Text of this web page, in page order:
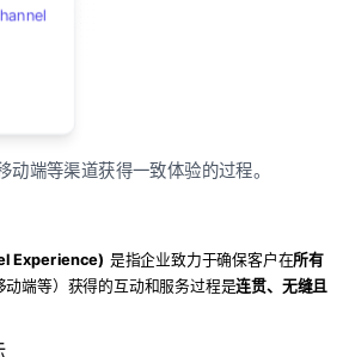
动端等渠道获得一致体验的过程。
Experience) 是指企业致力于确保客户在所有
动端等）获得的互动和服务过程是连贯、无缝且